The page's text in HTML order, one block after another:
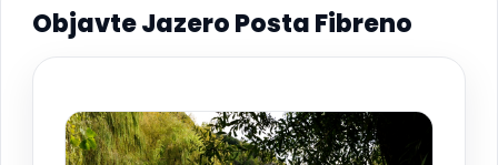
Objavte Jazero Posta Fibreno